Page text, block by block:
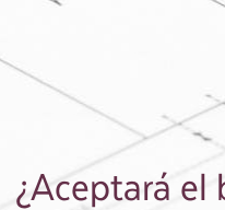
¿Aceptará el